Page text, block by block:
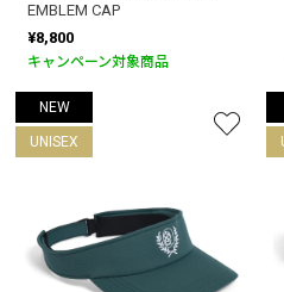
EMBLEM CAP
¥8,800
キャンペーン対象商品
NEW
UNISEX